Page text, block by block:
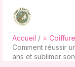
contenu
Accueil
⭐ Coiffure
Comment réussir
ans et sublimer